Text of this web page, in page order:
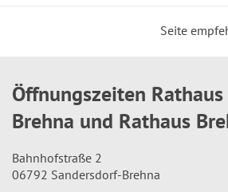
Seite
Öffnungszeiten
Brehna und Rathaus
Bahnhofstraße 2
06792 Sandersdorf-Brehna